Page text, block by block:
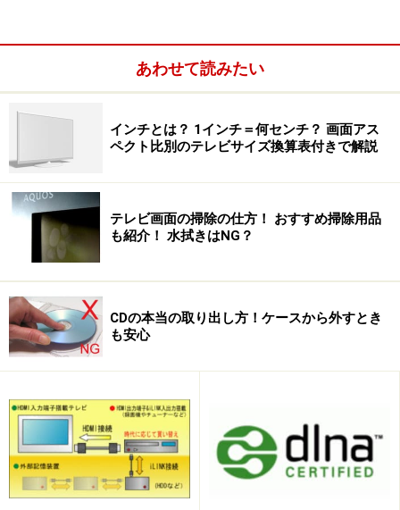
ント
クシ
ョン
VPL-
HS3
正面から
投影して、光源を間接
的に見る。
プロジェクター、映画
館のフィルム映写機、
8mm映写機、OHP等が
これに相当する。
100インチなど、超大画面が可能な唯
一の方法。
ただし設置が難しく、映像は部屋の明
るさに左右される。 またチューナー
特に趣味でない方には不向き。
一般的な液晶
ンプの価格は2万円～3万円程度）
リア
ジェ
ョン
スクリーンの
的に見る。
上記のプロジェクター
のような装置を画面
（スクリーン）と同じ
箱に収め、後ろから投
OK。 フロントプロジェクターより
も設置や扱いは簡単で、一般のご家庭
でも充分取り扱いできる。
BS・110度CS・地上デジタルチュー
ナー内蔵タイプもあり、普通の「テレ
あわせて読みたい
インチとは？ 1インチ＝何センチ？ 画面アス
ペクト比別のテレビサイズ換算表付きで解説
テレビ画面の掃除の仕方！ おすすめ掃除用品
も紹介！ 水拭きはNG？
CDの本当の取り出し方！ケースから外すとき
も安心